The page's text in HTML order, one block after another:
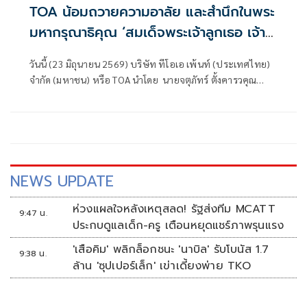
TOA น้อมถวายความอาลัย และสำนึกในพระ
มหากรุณาธิคุณ ‘สมเด็จพระเจ้าลูกเธอ เจ้า
ฟ้าพัชรกิติยาภา นเรนทิราเทพยวดี กรม
หลวงราชสาริณีสิริพัชร มหาวัชรราชธิดา’
วันนี้ (23 มิถุนายน 2569) บริษัท ทีโอเอ เพ้นท์ (ประเทศไทย)
จำกัด (มหาชน) หรือ TOA นำโดย นายจตุภัทร์ ตั้งคารวคุณ
เทพยวดี กรมหลวงราชสาริณีสิริพัชร มหาวัชรราชธิดา ณ
อาคารสำนักงานใหญ่ บริษัท ทีโอเอ เพ้นท์ (ประเทศไทย)
จำกัด (มหาชน) ถนนบางนา-ตราด
NEWS UPDATE
9:47 น.
ห่วงแผลใจหลังเหตุสลด! รัฐส่งทีม MCATT
ประกบดูแลเด็ก-ครู เตือนหยุดแชร์ภาพรุนแรง
9:38 น.
'เสือคิม' พลิกล็อกชนะ 'นาบิล' รับโบนัส 1.7
ล้าน 'ซุปเปอร์เล็ก' เข่าเดี้ยงพ่าย TKO